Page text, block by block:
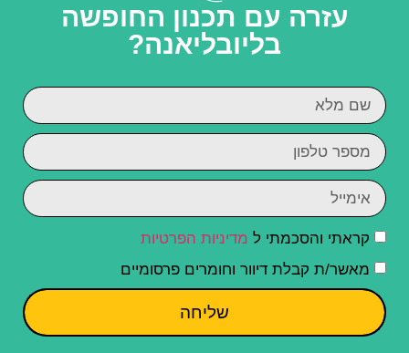
עזרה עם תכנון החופשה
בליובליאנה?
קראתי והסכמתי ל מדיניות הפרטיות
מאשר/ת קבלת דיוור וחומרים פרסומיים
שליחה